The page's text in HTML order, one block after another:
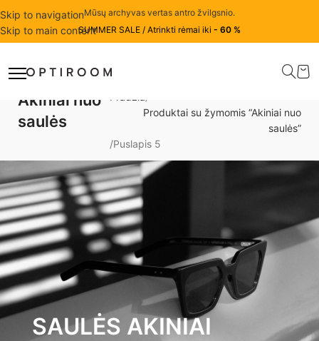
Skip to navigation
Skip to main content
Mūsų archyvas vertas antro žvilgsnio.
SUMMER SALE / Atrinkti rėmai iki - 60 %
Akiniai nuo
saulės
Produktai su žymomis “Akiniai nuo
saulės”
Puslapis 5
SAULĖS AKINIAI